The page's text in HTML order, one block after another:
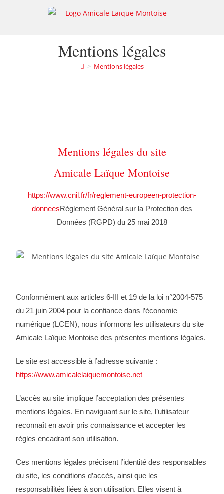
Mentions légales
> Mentions légales
Mentions légales du site
Amicale Laïque Montoise
https://www.cnil.fr/fr/reglement-europeen-protection-
donneesRèglement Général sur la Protection des
Données (RGPD) du 25 mai 2018
Conformément aux articles 6-III et 19 de la loi n°2004-575
du 21 juin 2004 pour la confiance dans l’économie
numérique (LCEN), nous informons les utilisateurs du site
Amicale Laïque Montoise des présentes mentions légales.
Le site est accessible à l’adresse suivante :
https://www.amicalelaiquemontoise.net
L’accès au site implique l’acceptation des présentes
mentions légales. En naviguant sur le site, l’utilisateur
reconnaît en avoir pris connaissance et accepter les
règles encadrant son utilisation.
Ces mentions légales précisent l’identité des responsables
du site, les conditions d’accès, ainsi que les
responsabilités liées à son utilisation. Elles visent à